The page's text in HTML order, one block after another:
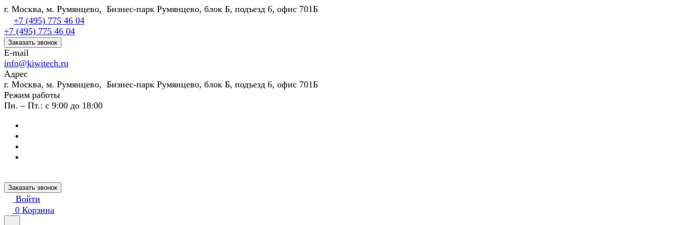
г. Москва, м. Румянцево, Бизнес-парк Румянцево, блок Б, подъезд 6, офис 701Б
+7 (495) 775 46 04
+7 (495) 775 46 04
Заказать звонок
E-mail
info@kiwitech.ru
Адрес
г. Москва, м. Румянцево, Бизнес-парк Румянцево, блок Б, подъезд 6, офис 701Б
Режим работы
Пн. – Пт.: с 9:00 до 18:00
Заказать звонок
Войти
0 Корзина